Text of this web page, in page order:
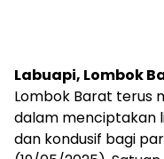
Labuapi, Lombok
Lombok Barat terus
dalam menciptakan
dan kondusif bagi